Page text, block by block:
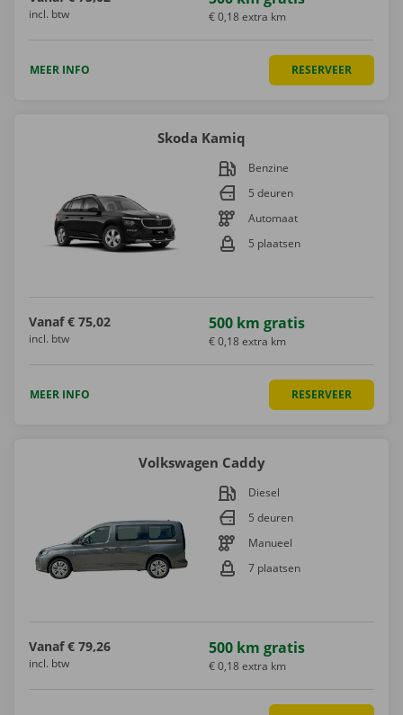
incl. btw € 0,18 extra km
MEER INFO RESERVEER
Skoda Kamiq
Benzine
5 deuren
Automaat
5 plaatsen
Vanaf € 75,02
incl. btw
500 km gratis
€ 0,18 extra km
MEER INFO RESERVEER
Volkswagen Caddy
Diesel
5 deuren
Manueel
7 plaatsen
Vanaf € 79,26
incl. btw
500 km gratis
€ 0,18 extra km